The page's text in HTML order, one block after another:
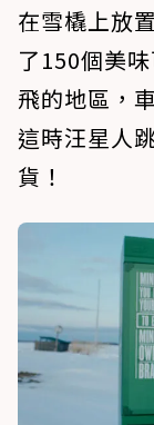
在雪橇上放
了150個美
飛的地區，
這時汪星人
貨！